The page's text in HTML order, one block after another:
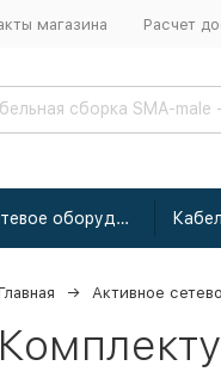
магазина Расчет
Сетевое оборудование
Активное